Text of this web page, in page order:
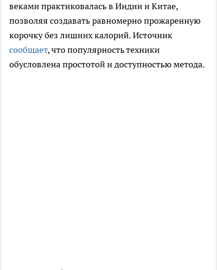
веками практиковалась в Индии и Китае,
позволяя создавать равномерно прожаренную
корочку без лишних калорий. Источник
сообщает, что популярность техники
обусловлена простотой и доступностью метода.